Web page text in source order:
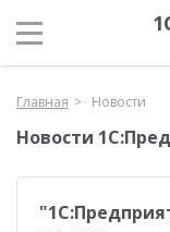
Главная Новости
Новости